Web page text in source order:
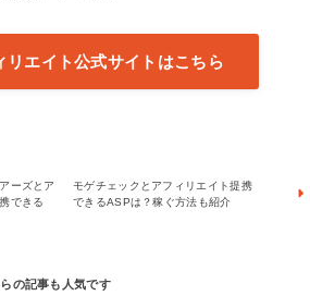
リエイト公式サイトはこちら
ーズとア
できる
モゲチェックとアフィリエイト提携
できるASPは？稼ぐ方法も紹介